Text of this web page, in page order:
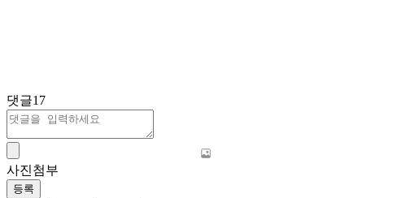
댓글17
사진첨부
등록